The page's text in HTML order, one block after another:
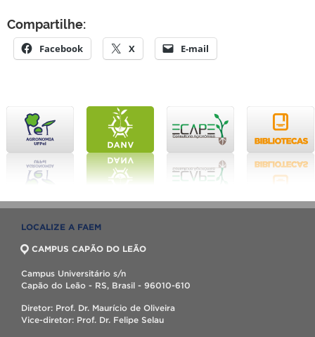
TELEFONES
Compartilhe:
Facebook X E-mail
LOCALIZE A FAEM
CAMPUS CAPÃO DO LEÃO
Campus Universitário s/n
Capão do Leão - RS, Brasil - 96010-610
Diretor: Prof. Dr. Maurício de Oliveira
Vice-diretor: Prof. Dr. Felipe Selau